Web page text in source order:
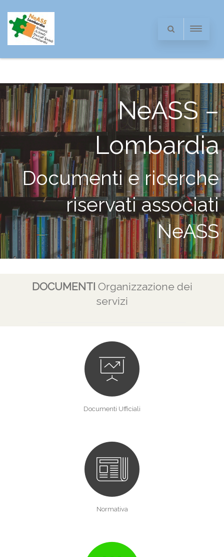
NeASS –
Lombardia
Documenti e ricerche
riservati associati
NeASS
DOCUMENTI Organizzazione dei
servizi
Documenti Ufficiali
Normativa